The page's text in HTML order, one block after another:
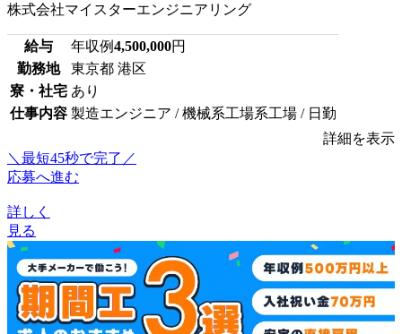
株式会社マイスターエンジニアリング
給与 年収例4,500,000円
勤務地
東京都 港区
寮・社宅 あり
仕事内容 製造エンジニア / 機械系工場系工場 / 日勤
詳細を表示
＼最短45秒で完了／
応募へ進む
詳しく
見る